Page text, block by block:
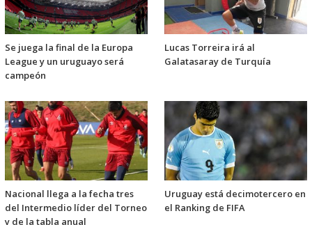
Se juega la final de la Europa
League y un uruguayo será
campeón
Lucas Torreira irá al
Galatasaray de Turquía
Nacional llega a la fecha tres
del Intermedio líder del Torneo
y de la tabla anual
Uruguay está decimotercero en
el Ranking de FIFA